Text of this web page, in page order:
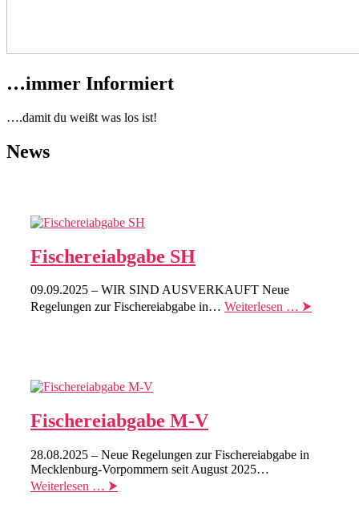
…immer Informiert
….damit du weißt was los ist!
News
Fischereiabgabe SH
09.09.2025 – WIR SIND AUSVERKAUFT Neue
Regelungen zur Fischereiabgabe in… Weiterlesen … ⮞
Fischereiabgabe M-V
28.08.2025 – Neue Regelungen zur Fischereiabgabe in
Mecklenburg-Vorpommern seit August 2025…
Weiterlesen … ⮞